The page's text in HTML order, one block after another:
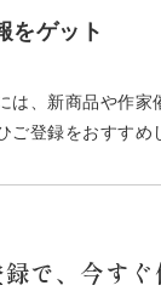
をゲット
は、新商品や作
登録をおすすめ
で、今す